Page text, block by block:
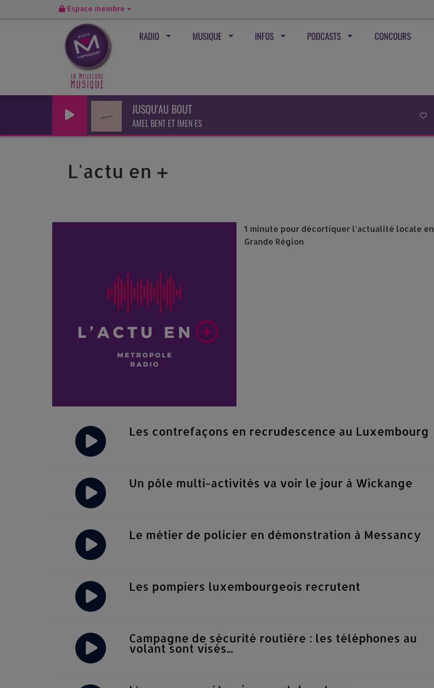
Espace membre
RADIO MUSIQUE INFOS PODCASTS CONCOURS
JUSQU'AU BOUT
AMEL BENT ET IMEN ES
L'actu en +
1 minute pour décortiquer l'actualité locale en
Grande Région
Les contrefaçons en recrudescence au Luxembourg
Un pôle multi-activités va voir le jour à Wickange
Le métier de policier en démonstration à Messancy
Les pompiers luxembourgeois recrutent
Campagne de sécurité routière : les téléphones au
volant sont visés...